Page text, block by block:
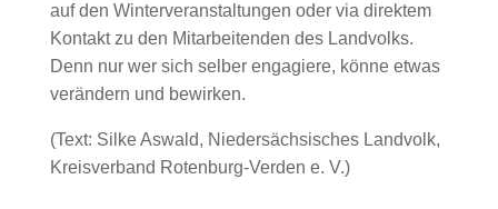
auf den Winterveranstaltungen oder via direktem
Kontakt zu den Mitarbeitenden des Landvolks.
Denn nur wer sich selber engagiere, könne etwas
verändern und bewirken.
(Text: Silke Aswald, Niedersächsisches Landvolk,
Kreisverband Rotenburg-Verden e. V.)